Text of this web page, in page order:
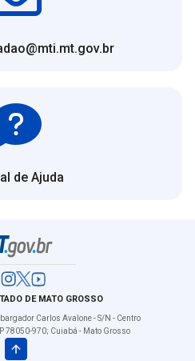
de Ajuda
DE MATO GROSSO
Carlos Avalone - S/N - Centro
78050-970; Cuiabá - Mato Grosso